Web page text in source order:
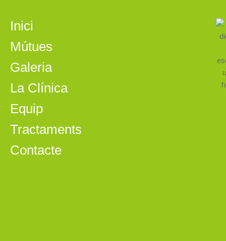
Inici
Mútues
Galeria
La Clínica
Equip
Tractaments
Contacte